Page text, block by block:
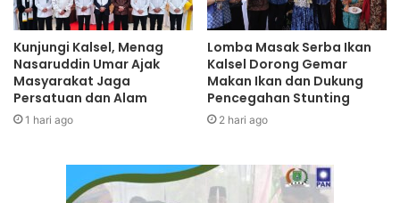
Kunjungi Kalsel, Menag
Nasaruddin Umar Ajak
Masyarakat Jaga
Persatuan dan Alam
1 hari ago
Lomba Masak Serba Ikan
Kalsel Dorong Gemar
Makan Ikan dan Dukung
Pencegahan Stunting
2 hari ago